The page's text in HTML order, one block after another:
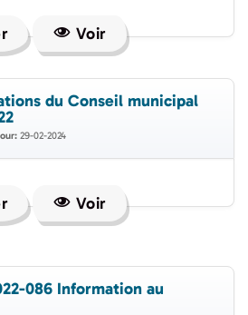
Voir
du Conseil municipal
29-02-2024
Voir
086 Information au